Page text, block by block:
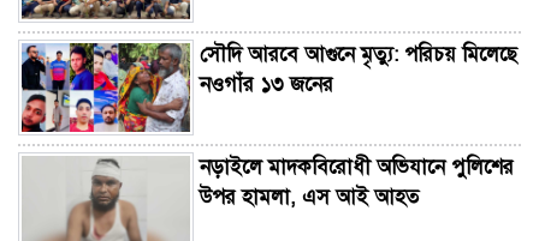
সৌদি আরবে আগুনে মৃত্যু: পরিচয় মিলেছে
নওগাঁর ১৩ জনের
নড়াইলে মাদকবিরোধী অভিযানে পুলিশের
উপর হামলা, এস আই আহত